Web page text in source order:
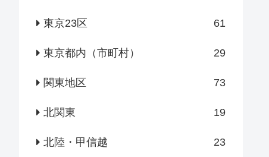
東京23区 61
東京都内（市町村） 29
関東地区 73
北関東 19
北陸・甲信越 23